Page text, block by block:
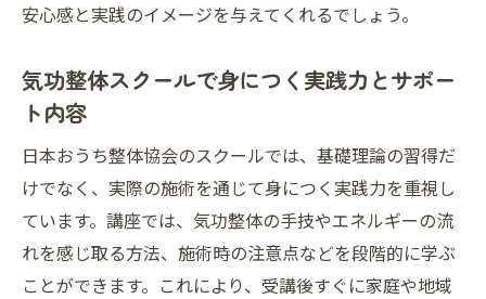
安心感と実践のイメージを与えてくれるでしょう。
気功整体スクールで身につく実践力とサポー
ト内容
日本おうち整体協会のスクールでは、基礎理論の習得だ
けでなく、実際の施術を通じて身につく実践力を重視し
ています。講座では、気功整体の手技やエネルギーの流
れを感じ取る方法、施術時の注意点などを段階的に学ぶ
ことができます。これにより、受講後すぐに家庭や地域